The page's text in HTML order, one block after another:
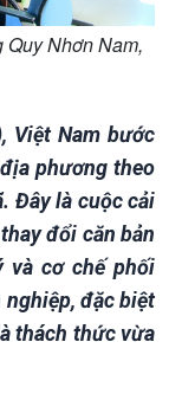
Quy Nhơn Nam,
Việt Nam bước
phương theo
Đây là cuộc cải
đổi căn bản
và cơ chế phối
nghiệp, đặc biệt
thách thức vừa